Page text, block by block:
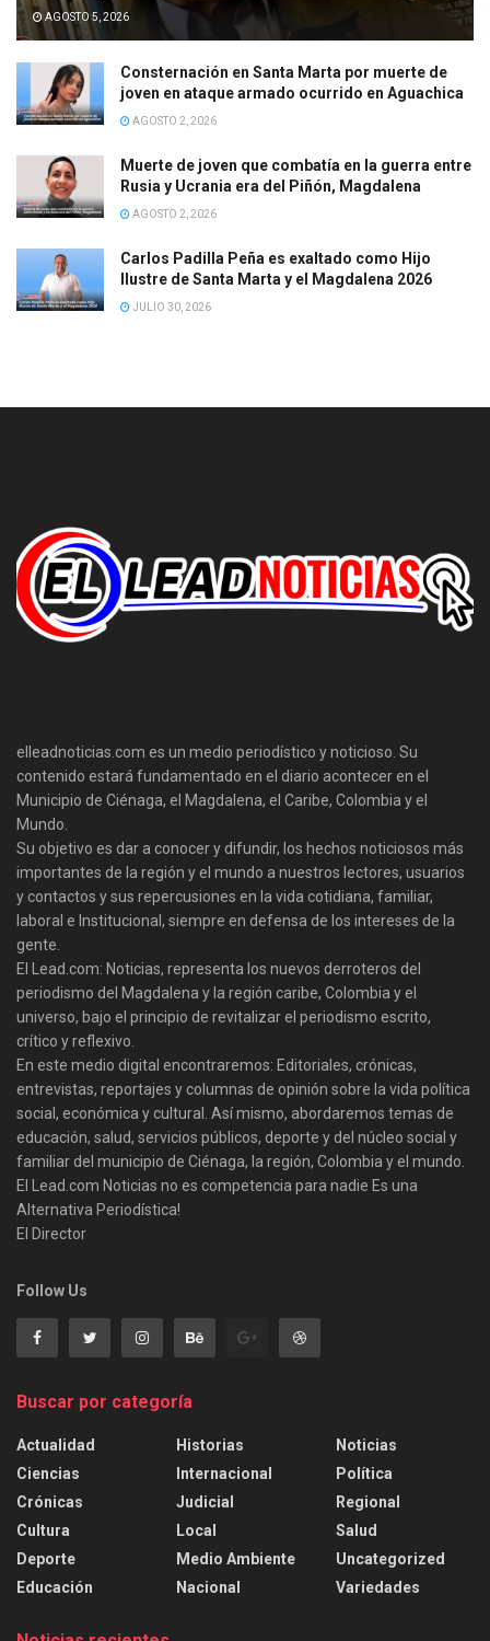
AGOSTO 5, 2026
Consternación en Santa Marta por muerte de
joven en ataque armado ocurrido en Aguachica
AGOSTO 2, 2026
Muerte de joven que combatía en la guerra entre
Rusia y Ucrania era del Piñón, Magdalena
AGOSTO 2, 2026
Carlos Padilla Peña es exaltado como Hijo
Ilustre de Santa Marta y el Magdalena 2026
JULIO 30, 2026
elleadnoticias.com es un medio periodístico y noticioso. Su
contenido estará fundamentado en el diario acontecer en el
Municipio de Ciénaga, el Magdalena, el Caribe, Colombia y el
Mundo.
Su objetivo es dar a conocer y difundir, los hechos noticiosos más
importantes de la región y el mundo a nuestros lectores, usuarios
y contactos y sus repercusiones en la vida cotidiana, familiar,
laboral e Institucional, siempre en defensa de los intereses de la
gente.
El Lead.com: Noticias, representa los nuevos derroteros del
periodismo del Magdalena y la región caribe, Colombia y el
universo, bajo el principio de revitalizar el periodismo escrito,
crítico y reflexivo.
En este medio digital encontraremos: Editoriales, crónicas,
entrevistas, reportajes y columnas de opinión sobre la vida política
social, económica y cultural. Así mismo, abordaremos temas de
educación, salud, servicios públicos, deporte y del núcleo social y
familiar del municipio de Ciénaga, la región, Colombia y el mundo.
El Lead.com Noticias no es competencia para nadie Es una
Alternativa Periodística!
El Director
Follow Us
Buscar por categoría
Actualidad
Ciencias
Crónicas
Cultura
Deporte
Educación
Historias
Internacional
Judicial
Local
Medio Ambiente
Nacional
Noticias
Política
Regional
Salud
Uncategorized
Variedades